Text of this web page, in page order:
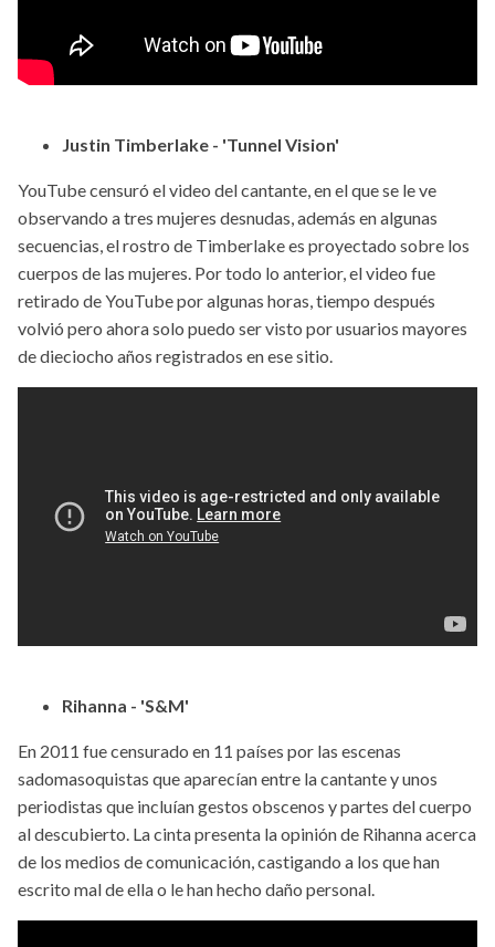
Justin Timberlake - 'Tunnel Vision'
YouTube censuró el video del cantante, en el que se le ve
observando a tres mujeres desnudas, además en algunas
secuencias, el rostro de Timberlake es proyectado sobre los
cuerpos de las mujeres. Por todo lo anterior, el video fue
retirado de YouTube por algunas horas, tiempo después
volvió pero ahora solo puedo ser visto por usuarios mayores
de dieciocho años registrados en ese sitio.
Rihanna - 'S&M'
En 2011 fue censurado en 11 países por las escenas
sadomasoquistas que aparecían entre la cantante y unos
periodistas que incluían gestos obscenos y partes del cuerpo
al descubierto. La cinta presenta la opinión de Rihanna acerca
de los medios de comunicación, castigando a los que han
escrito mal de ella o le han hecho daño personal.